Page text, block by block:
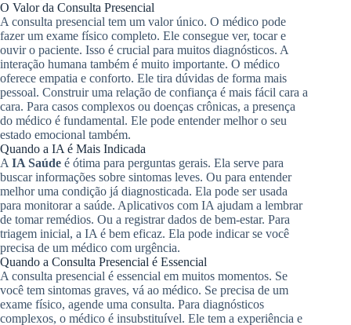
O Valor da Consulta Presencial
A consulta presencial tem um valor único. O médico pode
fazer um exame físico completo. Ele consegue ver, tocar e
ouvir o paciente. Isso é crucial para muitos diagnósticos. A
interação humana também é muito importante. O médico
oferece empatia e conforto. Ele tira dúvidas de forma mais
pessoal. Construir uma relação de confiança é mais fácil cara a
cara. Para casos complexos ou doenças crônicas, a presença
do médico é fundamental. Ele pode entender melhor o seu
estado emocional também.
Quando a IA é Mais Indicada
A IA Saúde é ótima para perguntas gerais. Ela serve para
buscar informações sobre sintomas leves. Ou para entender
melhor uma condição já diagnosticada. Ela pode ser usada
para monitorar a saúde. Aplicativos com IA ajudam a lembrar
de tomar remédios. Ou a registrar dados de bem-estar. Para
triagem inicial, a IA é bem eficaz. Ela pode indicar se você
precisa de um médico com urgência.
Quando a Consulta Presencial é Essencial
A consulta presencial é essencial em muitos momentos. Se
você tem sintomas graves, vá ao médico. Se precisa de um
exame físico, agende uma consulta. Para diagnósticos
complexos, o médico é insubstituível. Ele tem a experiência e